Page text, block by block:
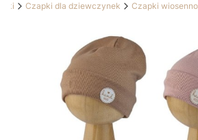
Czapki dla dziewczynek